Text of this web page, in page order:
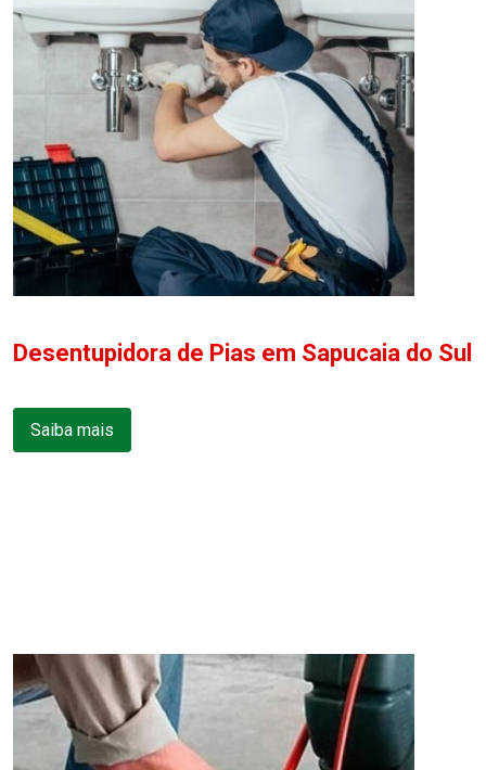
Desentupidora de Pias em Sapucaia do Sul
Saiba mais